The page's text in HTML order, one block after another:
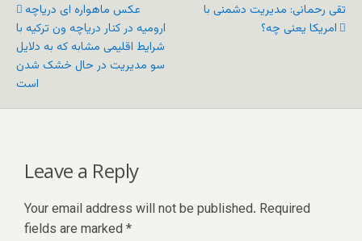
عکس ماهواره ای دریاچه
ارومیه در کنار دریاچه ون ترکیه با
شرایط اقلیمی مشابه که به دلایل
سو مدیریت در حال خشک شدن
است
تقی رحمانی: مدیریت دشمنی با
امریکا یعنی چه؟
Leave a Reply
Your email address will not be published. Required
fields are marked *